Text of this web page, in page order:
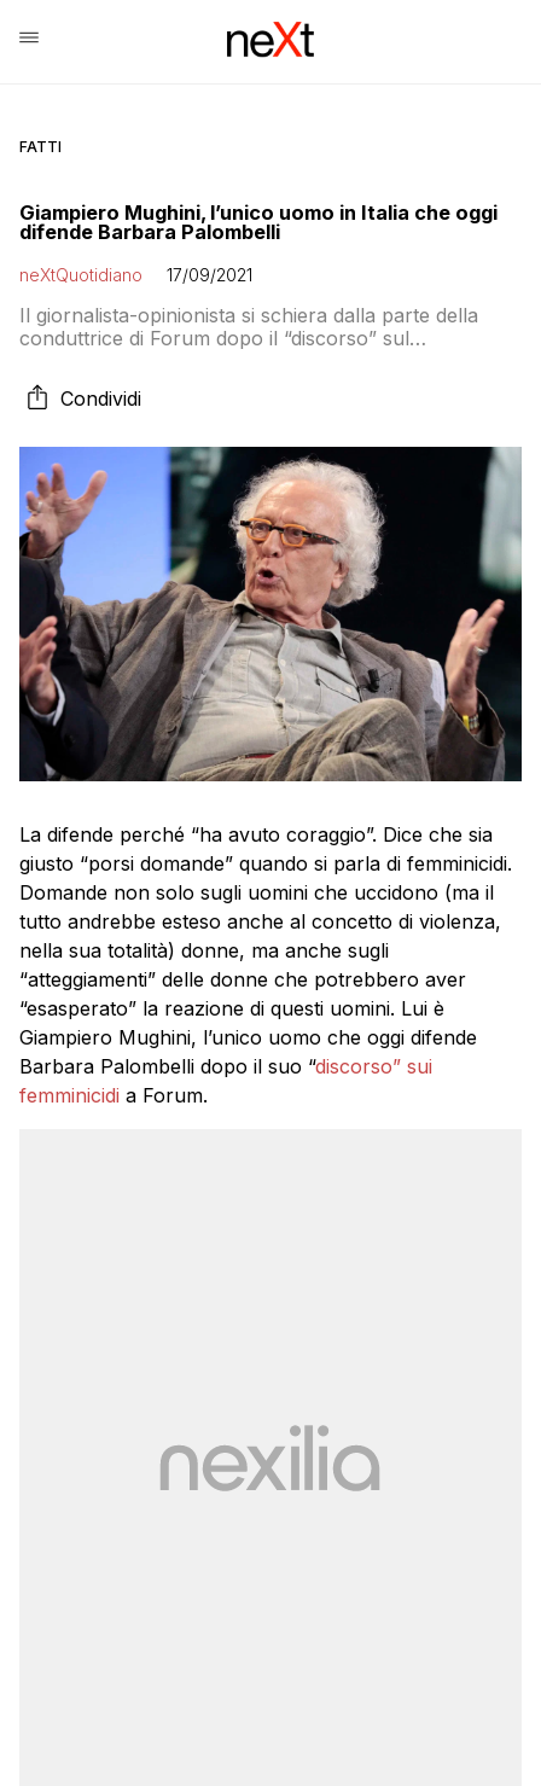
FATTI
Giampiero Mughini, l’unico uomo in Italia che oggi
difende Barbara Palombelli
neXtQuotidiano 17/09/2021
Il giornalista-opinionista si schiera dalla parte della
conduttrice di Forum dopo il “discorso” sul
“sbagliato una virgola”
Condividi
La difende perché “ha avuto coraggio”. Dice che sia
giusto “porsi domande” quando si parla di femminicidi.
Domande non solo sugli uomini che uccidono (ma il
tutto andrebbe esteso anche al concetto di violenza,
nella sua totalità) donne, ma anche sugli
“atteggiamenti” delle donne che potrebbero aver
“esasperato” la reazione di questi uomini. Lui è
Giampiero Mughini, l’unico uomo che oggi difende
Barbara Palombelli dopo il suo “discorso” sui
femminicidi a Forum.